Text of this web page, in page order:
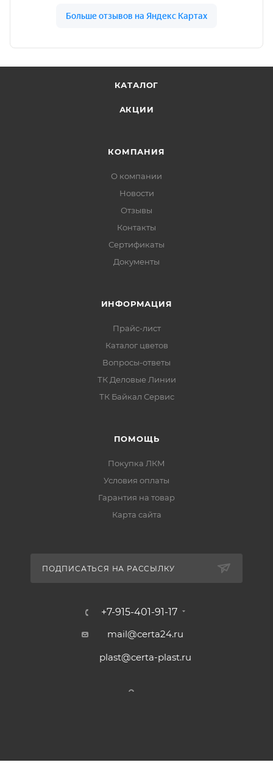
КАТАЛОГ
АКЦИИ
КОМПАНИЯ
О компании
Новости
Отзывы
Контакты
Сертификаты
Документы
ИНФОРМАЦИЯ
Прайс-лист
Каталог цветов
Вопросы-ответы
ТК Деловые Линии
ТК Байкал Сервис
ПОМОЩЬ
Покупка ЛКМ
Условия оплаты
Гарантия на товар
Карта сайта
ПОДПИСАТЬСЯ НА РАССЫЛКУ
+7-915-401-91-17
mail@certa24.ru
plast@certa-plast.ru